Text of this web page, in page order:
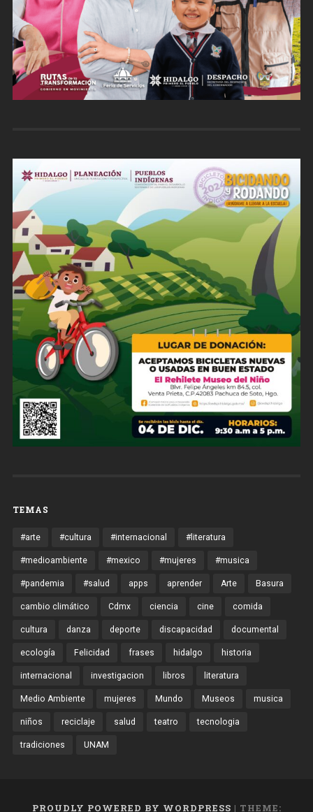
TEMAS
#arte #cultura #internacional #literatura
#medioambiente #mexico #mujeres #musica
#pandemia #salud apps aprender Arte Basura
cambio climático Cdmx ciencia cine comida
cultura danza deporte discapacidad documental
ecología Felicidad frases hidalgo historia
internacional investigacion libros literatura
Medio Ambiente mujeres Mundo Museos musica
niños reciclaje salud teatro tecnologia
tradiciones UNAM
PROUDLY POWERED BY WORDPRESS | THEME: